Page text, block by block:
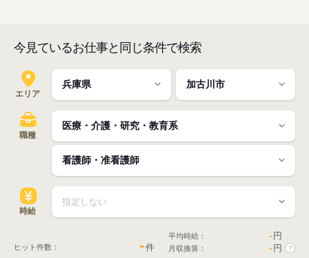
今見ているお仕事と同じ条件で検索
エリア
職種
時給
ヒット件数： -件
平均時給： - 円
月収換算： - 円 ?